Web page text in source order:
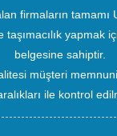
firmaların tamamı
taşımacılık yapmak
belgesine sahiptir.
müşteri
ile kontrol